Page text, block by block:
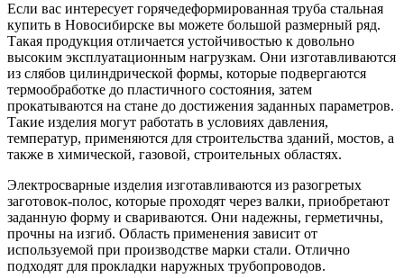
Если вас интересует горячедеформированная труба стальная
купить в Новосибирске вы можете большой размерный ряд.
Такая продукция отличается устойчивостью к довольно
высоким эксплуатационным нагрузкам. Они изготавливаются
из слябов цилиндрической формы, которые подвергаются
термообработке до пластичного состояния, затем
прокатываются на стане до достижения заданных параметров.
Такие изделия могут работать в условиях давления,
температур, применяются для строительства зданий, мостов, а
также в химической, газовой, строительных областях.
Электросварные изделия изготавливаются из разогретых
заготовок-полос, которые проходят через валки, приобретают
заданную форму и свариваются. Они надежны, герметичны,
прочны на изгиб. Область применения зависит от
используемой при производстве марки стали. Отлично
подходят для прокладки наружных трубопроводов.